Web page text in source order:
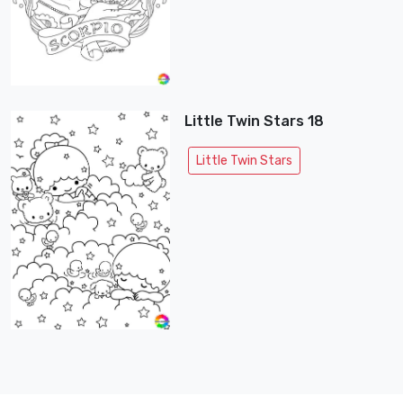
Little Twin Stars 18
Little Twin Stars